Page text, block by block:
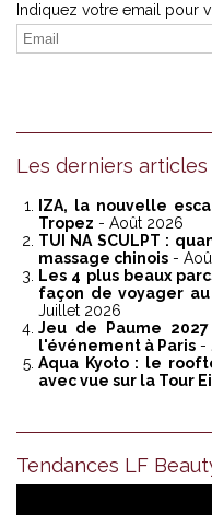
Indiquez votre email pour
Les derniers articles
IZA, la nouvelle
Tropez - Août 2026
TUI NA SCULPT :
massage chinois -
Les 4 plus beaux
façon de voyager
Juillet 2026
Jeu de Paume
l'événement à Paris -
Aqua Kyoto : le
avec vue sur la Tour
Tendances LF